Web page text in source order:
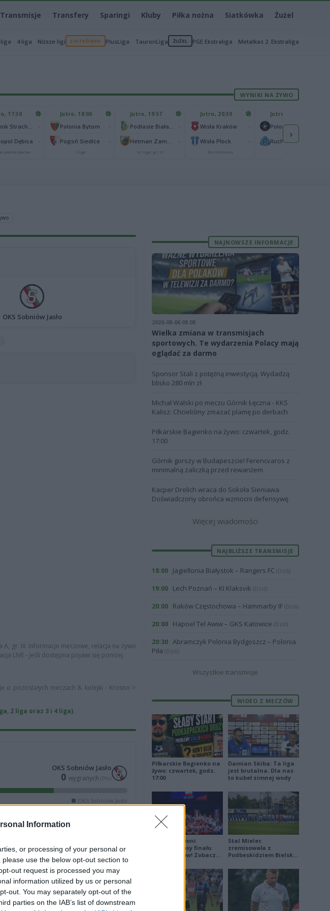
Information
or processing of your personal or
use the below opt-out section to
out request is processed you may
information utilized by us or personal
out. You may separately opt-out of the
parties on the IAB’s list of downstream
Transmisje Transfery Sparingi Kluby Piłka nożna Siatkówka Żużel
liga 4 liga Niższe ligi SIATKÓWKA PlusLiga TauronLiga ŻUŻEL PGE Ekstraliga Metalkas 2. Ekstraliga
WYNIKI NA ŻYWO
17:30
Dębica
podkarpacka
Jutro, 18:00
Polonia Bytom
Pogoń Siedlce
I liga
Jutro, 19:57
III liga, gr. IV
Jutro, 20:30
Wisła Kraków
Wisła Płock
Ekstraklasa
Jutro, 20:30
Ruch Chorzów
›
OKS Sobniów Jasło
A, gr. III. Informacje meczowe, relacja na żywo
LIVE - jeśli dostępna pojawi się poniżej.
o pozostałych meczach 8. kolejki - Krosno >
2 liga oraz 3 i 4 liga).
OKS Sobniów Jasło
0 wygranych (0%)
OKS Sobniów Jasło
1
4
0
2
NAJNOWSZE INFORMACJE
2026-08-06 08:08
Wielka zmiana w transmisjach
sportowych. Te wydarzenia Polacy mają
oglądać za darmo
Sponsor Stali z potężną inwestycją. Wydadzą
blisko 280 mln zł
Michał Walski po meczu Górnik Łęczna - KKS
Kalisz: Chcieliśmy zmazać plamę po derbach
Piłkarskie Bagienko na żywo: czwartek, godz.
17:00
Górnik gorszy w Budapeszcie! Ferencvaros z
minimalną zaliczką przed rewanżem
Kacper Drelich wraca do Sokoła Sieniawa.
Doświadczony obrońca wzmocni defensywę
Więcej wiadomości
NAJBLIŻSZE TRANSMISJE
18:00 Jagiellonia Białystok – Rangers FC (Dziś)
19:00 Lech Poznań – KI Klaksvik (Dziś)
20:00 Raków Częstochowa – Hammarby IF (Dziś)
20:00 Hapoel Tel Awiw – GKS Katowice (Dziś)
20:30 Abramczyk Polonia Bydgoszcz – Polonia
Piła (Dziś)
Wszystkie transmisje
WIDEO Z MECZÓW
Piłkarskie Bagienko na
żywo: czwartek, godz.
17:00
Damian Skiba: Ta liga
jest brutalna. Dla nas
to kubeł zimnej wody
Biało-Czerwoni
odwrócili losy finału
Ligi Narodów! Zobacz
Stal Mielec
zremisowała z
Podbeskidziem Bielsko-